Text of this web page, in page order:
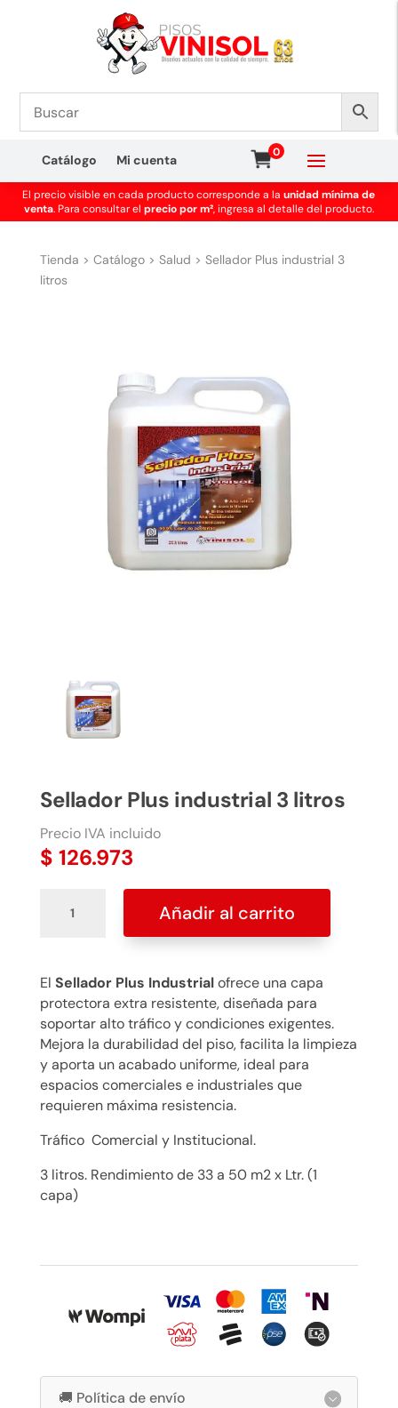
Catálogo Mi cuenta
0
El precio visible en cada producto corresponde a launidad mínima de
venta. Para consultar el precio por m², ingresa al detalle del producto.
Tienda > Catálogo> Salud > Sellador Plus industrial 3
litros
Sellador Plus industrial 3 litros
Precio IVA incluido
$ 126.973
litros
cantidad
Añadir al carrito
El Sellador Plus Industrialofrece una capa
protectora extra resistente, diseñada para
soportar alto tráfico y condiciones exigentes.
Mejora la durabilidad del piso, facilita la limpieza
y aporta un acabado uniforme, ideal para
espacios comerciales e industriales que
requieren máxima resistencia.
Tráfico Comercial y Institucional.
3 litros. Rendimiento de 33 a 50 m2 x Ltr. (1
capa)
🚚 Política de envío